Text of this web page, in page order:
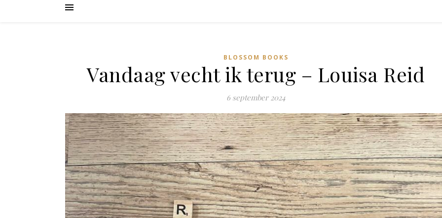
BLOSSOM BOOKS
Vandaag vecht ik terug – Louisa Reid
6 september 2024